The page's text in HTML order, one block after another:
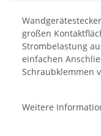
großen
Strombelastung
einfachen
Schraubklemmen
Weitere